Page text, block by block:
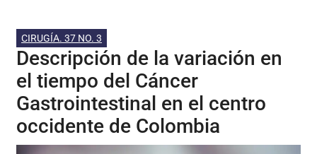
CIRUGÍA. 37 NO. 3
Descripción de la variación en
el tiempo del Cáncer
Gastrointestinal en el centro
occidente de Colombia